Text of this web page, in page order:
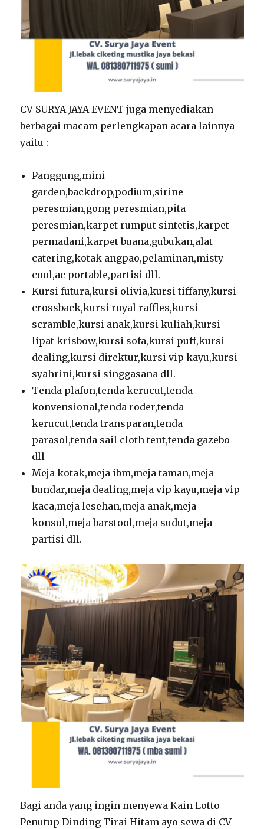
CV SURYA JAYA EVENT juga menyediakan
berbagai macam perlengkapan acara lainnya
yaitu :
Panggung,mini
garden,backdrop,podium,sirine
peresmian,gong peresmian,pita
peresmian,karpet rumput sintetis,karpet
permadani,karpet buana,gubukan,alat
catering,kotak angpao,pelaminan,misty
cool,ac portable,partisi dll.
Kursi futura,kursi olivia,kursi tiffany,kursi
crossback,kursi royal raffles,kursi
scramble,kursi anak,kursi kuliah,kursi
lipat krisbow,kursi sofa,kursi puff,kursi
dealing,kursi direktur,kursi vip kayu,kursi
syahrini,kursi singgasana dll.
Tenda plafon,tenda kerucut,tenda
konvensional,tenda roder,tenda
kerucut,tenda transparan,tenda
parasol,tenda sail cloth tent,tenda gazebo
dll
Meja kotak,meja ibm,meja taman,meja
bundar,meja dealing,meja vip kayu,meja vip
kaca,meja lesehan,meja anak,meja
konsul,meja barstool,meja sudut,meja
partisi dll.
Bagi anda yang ingin menyewa Kain Lotto
Penutup Dinding Tirai Hitam ayo sewa di CV